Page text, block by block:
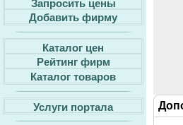
Запросить цены
Добавить фирму
Каталог цен
Рейтинг фирм
Каталог товаров
Услуги портала